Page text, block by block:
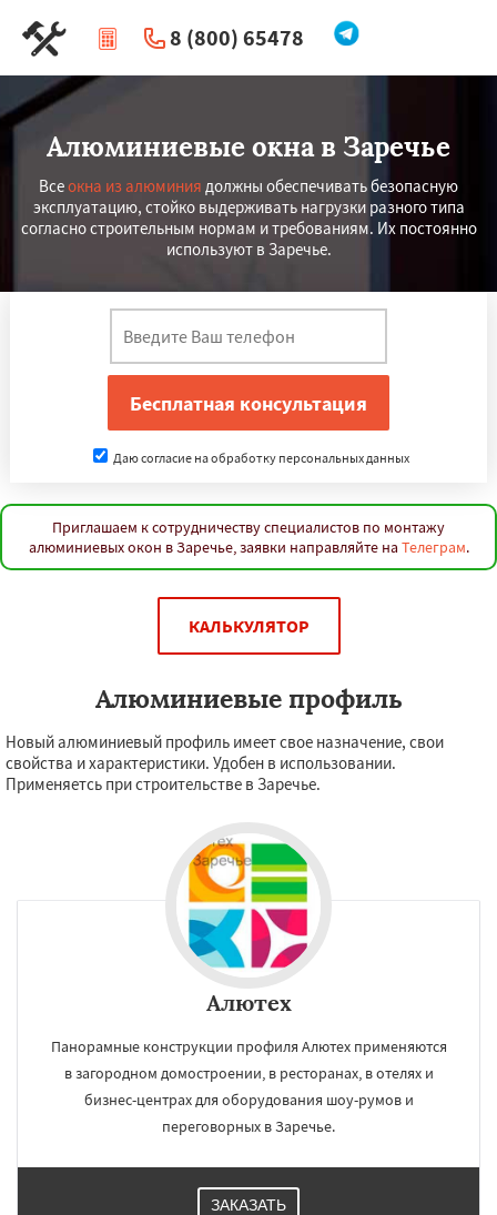
8 (800) 65478
| Перезвоните мне
Алюминиевые окна в Заречье
Всеокна из алюминия должны обеспечивать безопасную
эксплуатацию, стойко выдерживать нагрузки разного типа
согласно строительным нормам и требованиям. Их постоянно
используют в Заречье.
Даю согласие на обработку персональных данных
Приглашаем к сотрудничеству специалистов по монтажу
алюминиевых окон в Заречье, заявки направляйте на Телеграм.
КАЛЬКУЛЯТОР
Алюминиевые профиль
Новый алюминиевый профиль имеет свое назначение, свои
свойства и характеристики. Удобен в использовании.
Применяетсь при строительстве в Заречье.
Алютех
Панорамные конструкции профиля Алютех применяются
в загородном домостроении, в ресторанах, в отелях и
бизнес-центрах для оборудования шоу-румов и
переговорных в Заречье.
ЗАКАЗАТЬ